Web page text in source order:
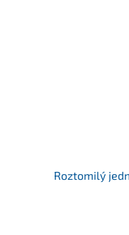
Roztomilý